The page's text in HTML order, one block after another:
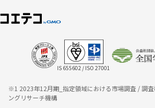
IS 655602 / ISO 27001
※1 2023年12月期_指定領域における市場調査 / 調査
ングリサーチ機構